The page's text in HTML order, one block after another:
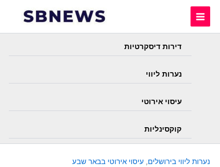
דירות דיסקרטיות
נערות ליווי
עיסוי אירוטי
קוקסינליות
נערות ליווי בירושלים, עיסוי אירוטי בבאר שבע